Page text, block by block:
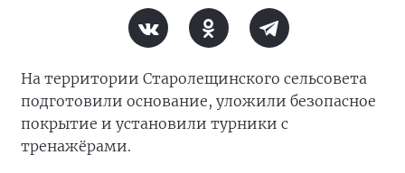
На территории Старолещинского сельсовета
подготовили основание, уложили безопасное
покрытие и установили турники с
тренажёрами.